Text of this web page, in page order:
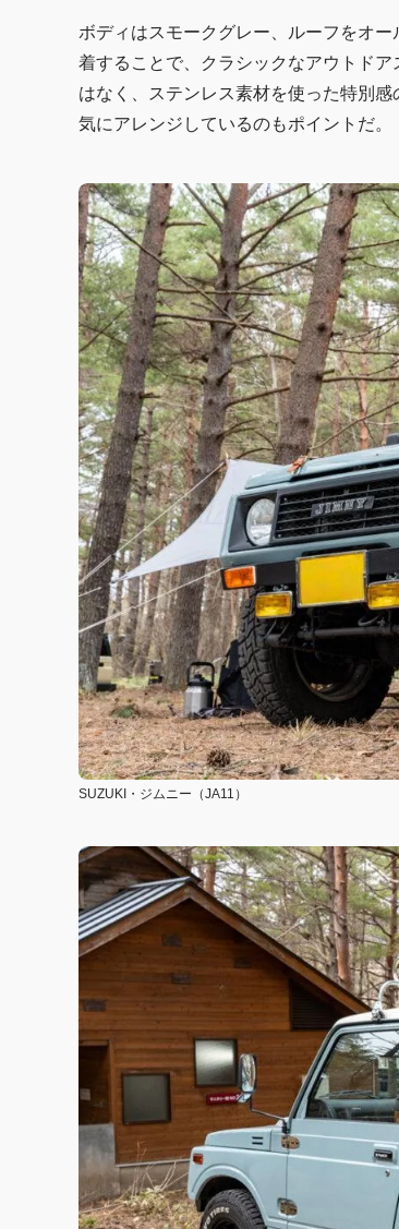
ボディはスモークグレー、ルーフをオ
着することで、クラシックなアウトド
はなく、ステンレス素材を使った特別
気にアレンジしているのもポイントだ。
SUZUKI・ジムニー（JA11）